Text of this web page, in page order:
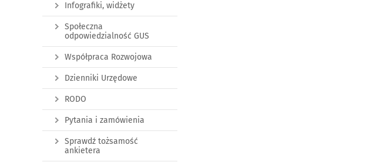
Infografiki, widżety
Społeczna
odpowiedzialność GUS
Współpraca Rozwojowa
Dzienniki Urzędowe
RODO
Pytania i zamówienia
Sprawdź tożsamość
ankietera